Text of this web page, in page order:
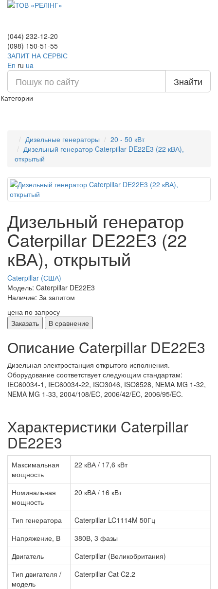
(044) 232-12-20
(098) 150-51-55
ЗАПИТ НА СЕРВІС
En ru ua
Знайти
Категории
Дизельные генераторы
20 - 50 кВт
Дизельный генератор Caterpillar DE22E3 (22 кВА),
открытый
Дизельный генератор
Caterpillar DE22E3 (22
кВА), открытый
Caterpillar (США)
Модель: Caterpillar DE22E3
Наличие: За запитом
цена по запросу
Заказать
В сравнение
Описание Caterpillar DE22E3
Дизельная электростанция открытого исполнения.
Оборудование соответствует следующим стандартам:
IEC60034-1, IEC60034-22, ISO3046, ISO8528, NEMA MG 1-32,
NEMA MG 1-33, 2004/108/EC, 2006/42/EC, 2006/95/EC.
Характеристики Caterpillar
DE22E3
Максимальная
мощность
22 кВА / 17,6 кВт
Номинальная
мощность
20 кВА / 16 кВт
Тип генератора
Caterpillar LC1114M 50Гц
Напряжение, В
380В, 3 фазы
Двигатель
Caterpillar (Великобритания)
Тип двигателя /
модель
Caterpillar Cat C2.2